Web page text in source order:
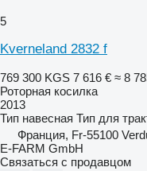
5
Kverneland 2832 f
769 300 KGS 7 616 € ≈ 8
Роторная косилка
2013
Тип навесная Тип для
Франция, Fr-55100
E-FARM GmbH
Связаться с продавцом